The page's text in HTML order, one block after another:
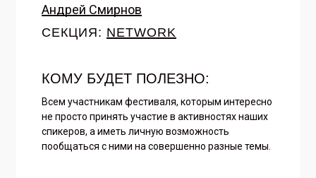
Андрей Смирнов
СЕКЦИЯ: NETWORK
КОМУ БУДЕТ ПОЛЕЗНО:
Всем участникам фестиваля, которым интересно
не просто принять участие в активностях наших
спикеров, а иметь личную возможность
пообщаться с ними на совершенно разные темы.